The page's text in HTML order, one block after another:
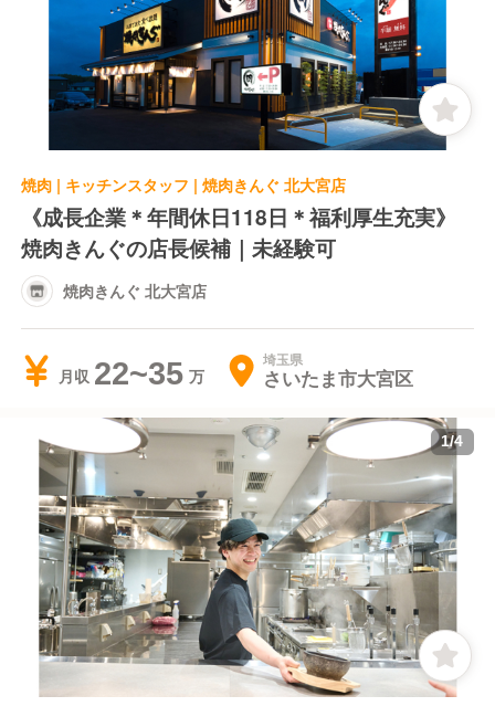
焼肉 | キッチンスタッフ | 焼肉きんぐ 北大宮店
《成長企業＊年間休日118日＊福利厚生充実》
焼肉きんぐの店長候補｜未経験可
焼肉きんぐ 北大宮店
月収 22~35 埼玉県
さいたま市大宮区
1/4